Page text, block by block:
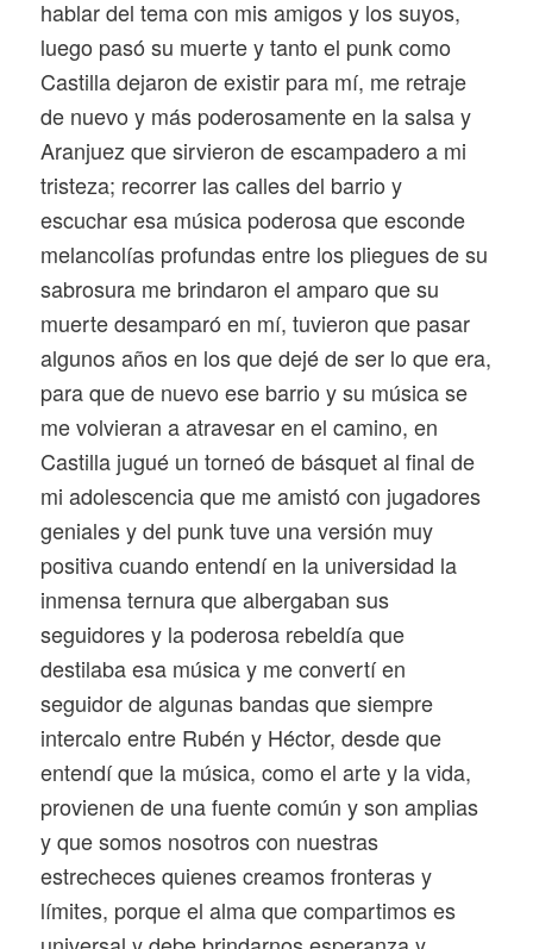
hablar del tema con mis amigos y los suyos,
luego pasó su muerte y tanto el punk como
Castilla dejaron de existir para mí, me retraje
de nuevo y más poderosamente en la salsa y
Aranjuez que sirvieron de escampadero a mi
tristeza; recorrer las calles del barrio y
escuchar esa música poderosa que esconde
melancolías profundas entre los pliegues de su
sabrosura me brindaron el amparo que su
muerte desamparó en mí, tuvieron que pasar
algunos años en los que dejé de ser lo que era,
para que de nuevo ese barrio y su música se
me volvieran a atravesar en el camino, en
Castilla jugué un torneó de básquet al final de
mi adolescencia que me amistó con jugadores
geniales y del punk tuve una versión muy
positiva cuando entendí en la universidad la
inmensa ternura que albergaban sus
seguidores y la poderosa rebeldía que
destilaba esa música y me convertí en
seguidor de algunas bandas que siempre
intercalo entre Rubén y Héctor, desde que
entendí que la música, como el arte y la vida,
provienen de una fuente común y son amplias
y que somos nosotros con nuestras
estrecheces quienes creamos fronteras y
límites, porque el alma que compartimos es